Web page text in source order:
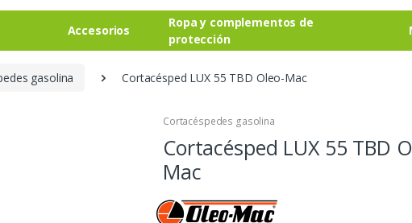
Accesorios
Ropa y complementos de
protección
gasolina Cortacésped LUX 55 TBD Oleo-Mac
Cortacéspedes gasolina
Cortacésped LUX 55 TBD
Mac